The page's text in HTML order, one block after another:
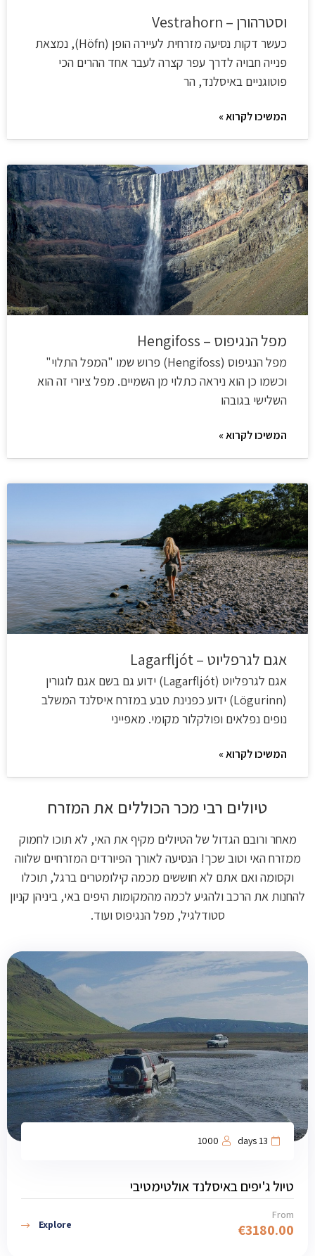
וסטרהורן – Vestrahorn
כעשר דקות נסיעה מזרחית לעיירה הופן (Höfn), נמצאת
פנייה חבויה לדרך עפר קצרה לעבר אחד ההרים הכי
פוטוגניים באיסלנד, הר
המשיכו לקרוא »
מפל הנגיפוס – Hengifoss
מפל הנגיפוס (Hengifoss) פרוש שמו "המפל התלוי"
וכשמו כן הוא ניראה כתלוי מן השמיים. מפל ציורי זה הוא
השלישי בגובהו
המשיכו לקרוא »
אגם לגרפליוט – Lagarfljót
אגם לגרפליוט (Lagarfljót) ידוע גם בשם אגם לוגורין
(Lögurinn) ידוע כפנינת טבע במזרח איסלנד המשלב
נופים נפלאים ופולקלור מקומי. מאפייני
המשיכו לקרוא »
טיולים רבי מכר הכוללים את המזרח
מאחר ורובם הגדול של הטיולים מקיף את האי, לא תוכו לחמוק
ממזרח האי וטוב שכך! הנסיעה לאורך הפיורדים המזרחיים שלווה
וקסומה ואם אתם לא חוששים מכמה קילומטרים ברגל, תוכלו
להחנות את הרכב ולהגיע לכמה מהמקומות היפים באי, ביניהן קניון
סטודלגיל, מפל הנגיפוס ועוד.
13 days
1000
טיול ג'יפים באיסלנד אולטימטיבי
From
€3180.00
Explore